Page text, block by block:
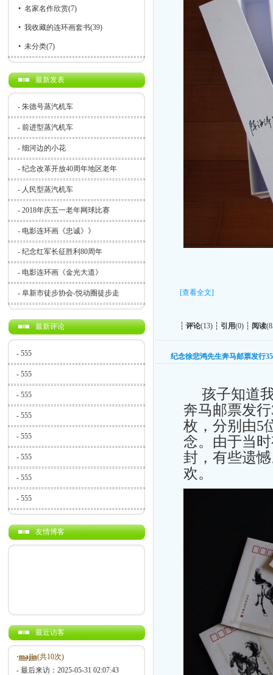
• 名家名作欣赏(7)
• 我收藏的连环画套书(39)
• 未分类(7)
最新发表
- 朱德号蒸汽机车
- 前进型蒸汽机车
- 细河边的小花
- 纪念改革开放40周年地区老年
- 人民型蒸汽机车
- 2018年庆五一老年网球比赛
- 电影连环画《忠诚》》
- 纪念红军长征胜利80周年
- 电影连环画《金光大道》
- 阜新市徒步协会-悦动圈徒步走
最新评论
- 555
- 555
- 555
- 555
- 555
- 555
- 555
- 555
友情博客
最近访客
·majin(共10次)
- 最后来访：2025-05-31 02:07:43
[查看全文]
┆ 评论(13) ┆ 引用(0) ┆ 阅读
纪念徐悲鸿先生奔马邮票发行
孩子知道我
奔马邮票发
枚，分别由5
念。由于当
封，有些遗
欢。